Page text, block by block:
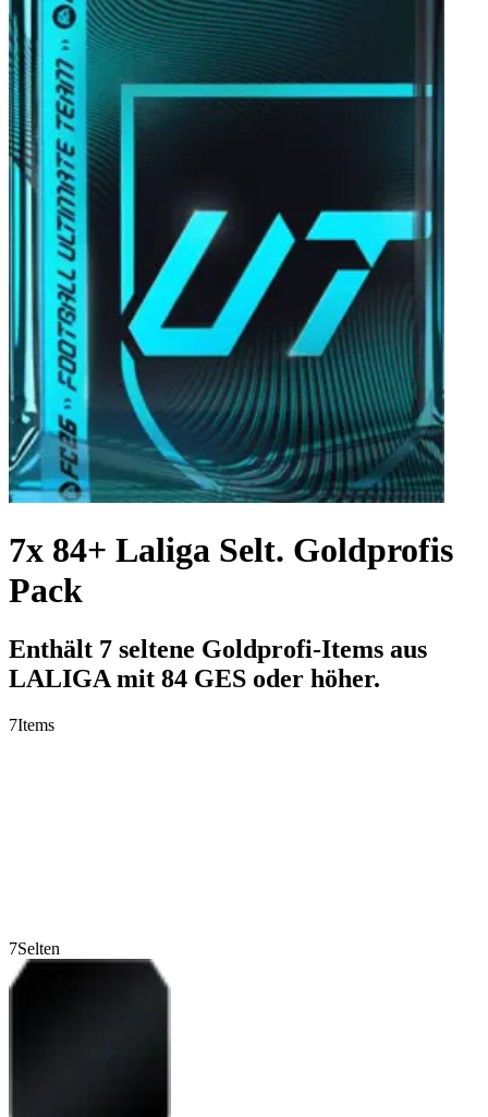
7x 84+ Laliga Selt. Goldprofis
Pack
Enthält 7 seltene Goldprofi-Items aus
LALIGA mit 84 GES oder höher.
7Items
7Selten